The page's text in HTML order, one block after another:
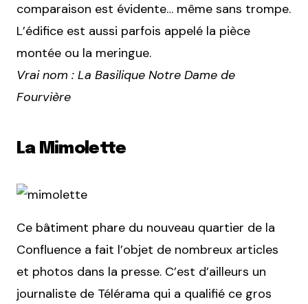
comparaison est évidente… même sans trompe.
L’édifice est aussi parfois appelé la pièce
montée ou la meringue.
Vrai nom : La Basilique Notre Dame de
Fourvière
La Mimolette
Ce bâtiment phare du nouveau quartier de la
Confluence a fait l’objet de nombreux articles
et photos dans la presse. C’est d’ailleurs un
journaliste de Télérama qui a qualifié ce gros